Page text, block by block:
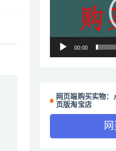
00:00
网页端购买实物：
页版淘宝店